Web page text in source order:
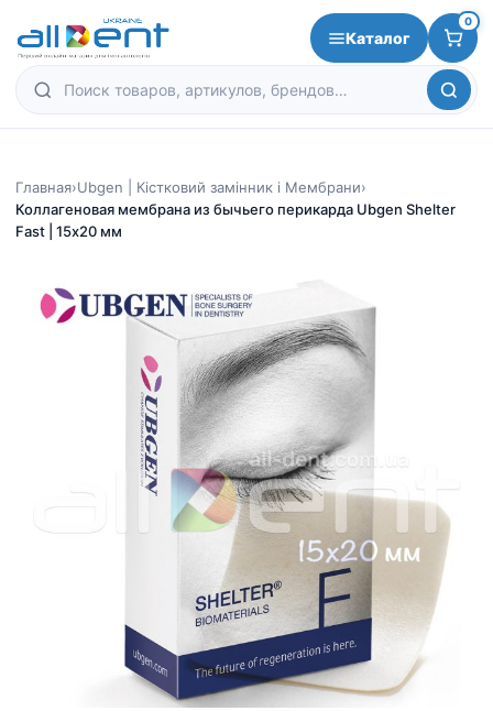
Каталог
0
Главная›Ubgen | Кістковий замінник і Мембрани›
Коллагеновая мембрана из бычьего перикарда Ubgen Shelter
Fast | 15х20 мм